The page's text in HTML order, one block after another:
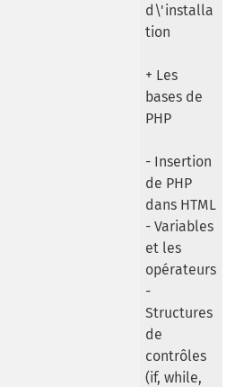
d\'installa
tion
+ Les
bases de
PHP
- Insertion
de PHP
dans HTML
- Variables
et les
opérateurs
-
Structures
de
contrôles
(if, while,